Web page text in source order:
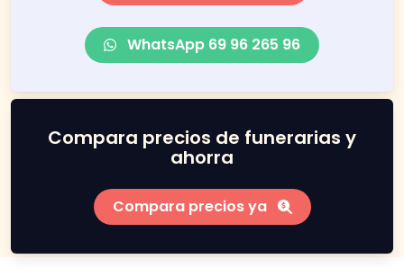
WhatsApp 69 96 265 96
Compara precios de funerarias y
ahorra
Compara precios ya